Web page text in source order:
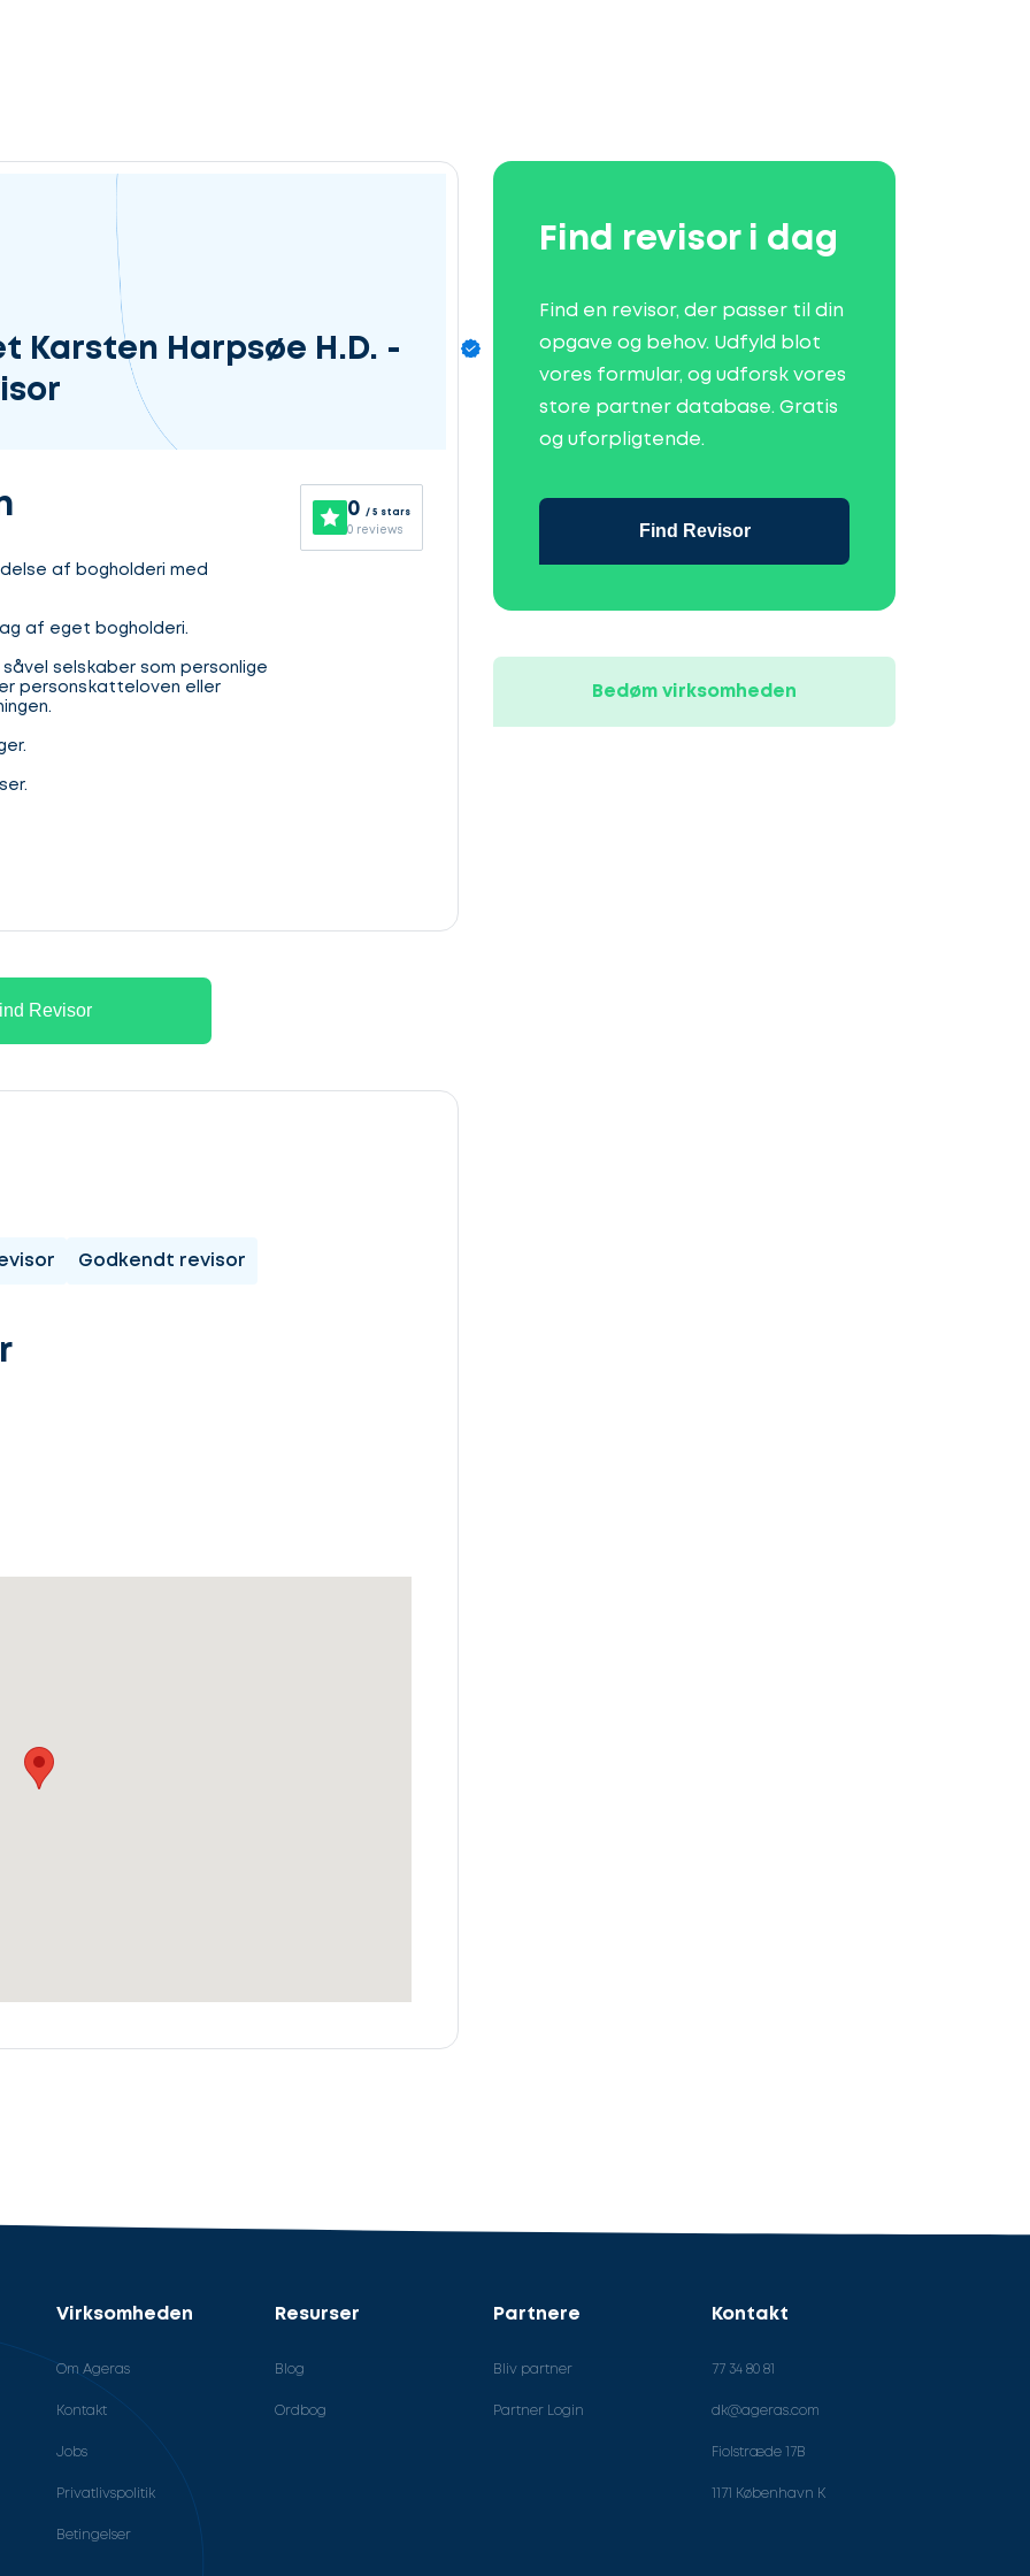
Karsten Harpsøe H.D. -
0 / 5 stars
0 reviews
af bogholderi med
af eget bogholderi.
selskaber som personlige
personskatteloven eller
Revisor
Godkendt revisor
Find revisor i dag
Find en revisor, der passer til din
opgave og behov. Udfyld blot
vores formular, og udforsk vores
store partner database. Gratis
og uforpligtende.
Find Revisor
Bedøm virksomheden
Virksomheden
Om Ageras
Kontakt
Jobs
Privatlivspolitik
Betingelser
Resurser
Blog
Ordbog
Partnere
Bliv partner
Partner Login
Kontakt
77 34 80 81
dk@ageras.com
Fiolstræde 17B
1171 København K